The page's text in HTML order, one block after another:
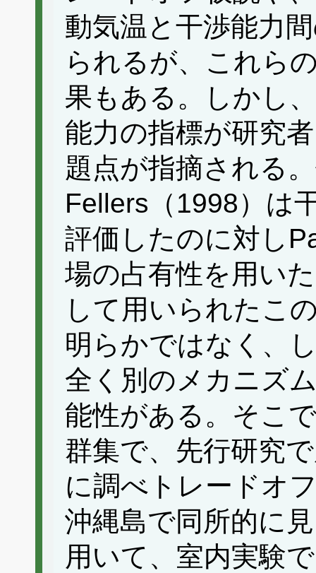
動気温と干渉能力
られるが、これら
果もある。しかし
能力の指標が研究
題点が指摘される
Fellers（1998）は
評価したのに対し
場の占有性を用い
して用いられたこ
明らかではなく、
全く別のメカニズ
能性がある。そこ
群集で、先行研究
に調べトレードオ
沖縄島で同所的に
用いて、室内実験